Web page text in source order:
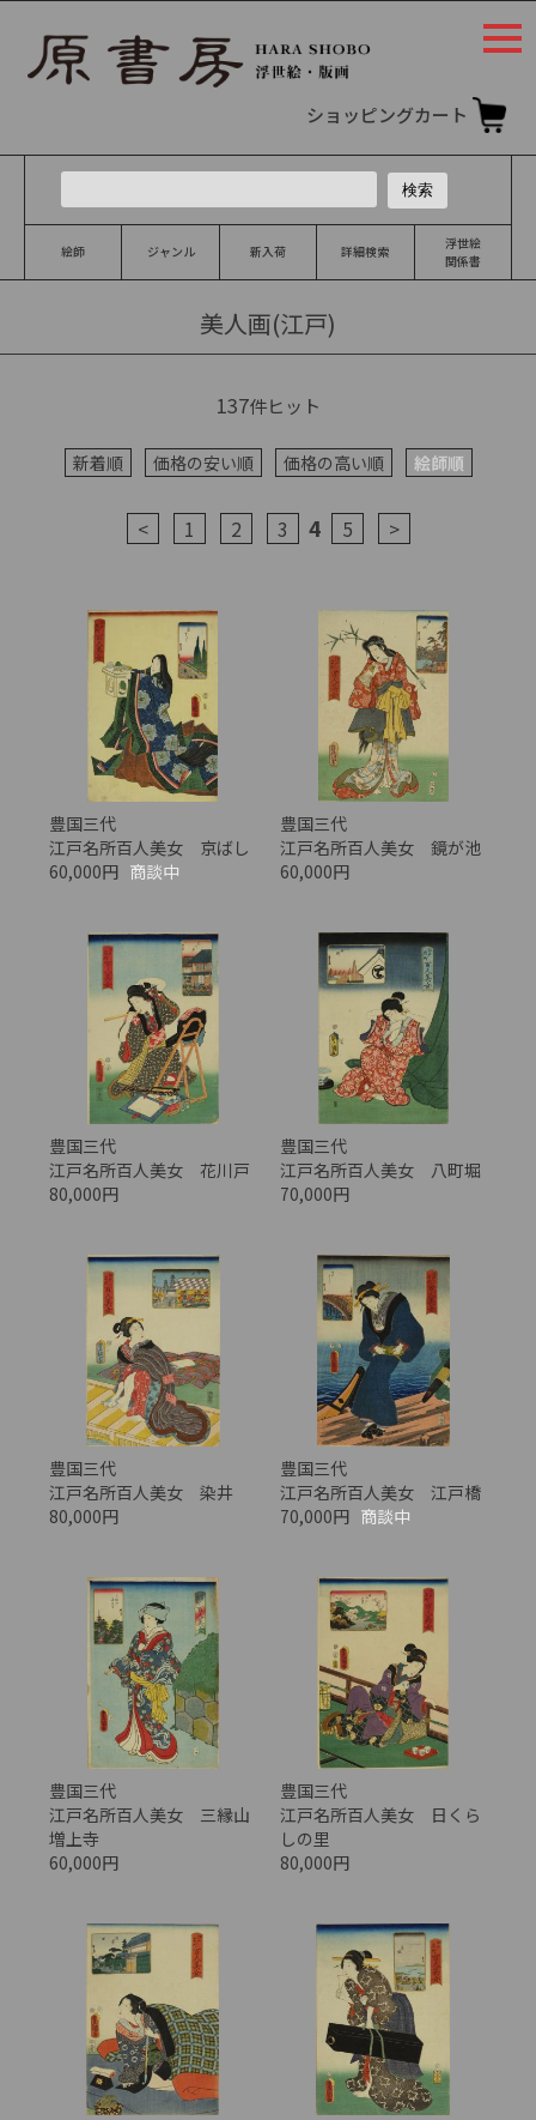
ショッピングカート
絵師 ジャンル 新入荷 詳細検索
浮世絵
関係書
美人画(江戸)
137件ヒット
新着順 価格の安い順 価格の高い順 絵師順
< 1 2 3 4 5 >
豊国三代
江戸名所百人美女 京ばし
60,000円 商談中
豊国三代
江戸名所百人美女 鏡が池
60,000円
豊国三代
江戸名所百人美女 花川戸
80,000円
豊国三代
江戸名所百人美女 八町堀
70,000円
豊国三代
江戸名所百人美女 染井
80,000円
豊国三代
江戸名所百人美女 江戸橋
70,000円 商談中
豊国三代
江戸名所百人美女 三縁山
増上寺
60,000円
豊国三代
江戸名所百人美女 日くら
しの里
80,000円